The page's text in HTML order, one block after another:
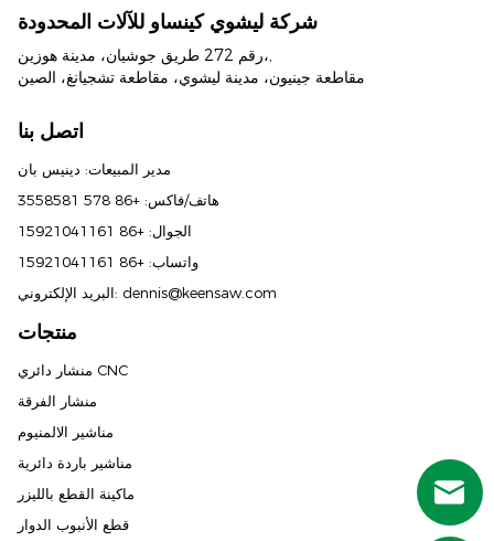
شركة ليشوي كينساو للآلات المحدودة
رقم 272 طريق جوشيان، مدينة هوزين،,
مقاطعة جينيون، مدينة ليشوي، مقاطعة تشجيانغ، الصين
اتصل بنا
مدير المبيعات: دينيس بان
هاتف/فاكس: +86 578 3558581
الجوال: +86 15921041161
واتساب: +86 15921041161
البريد الإلكتروني: dennis@keensaw.com
منتجات
منشار دائري CNC
منشار الفرقة
مناشير الالمنيوم
مناشير باردة دائرية
ماكينة القطع بالليزر
قطع الأنبوب الدوار